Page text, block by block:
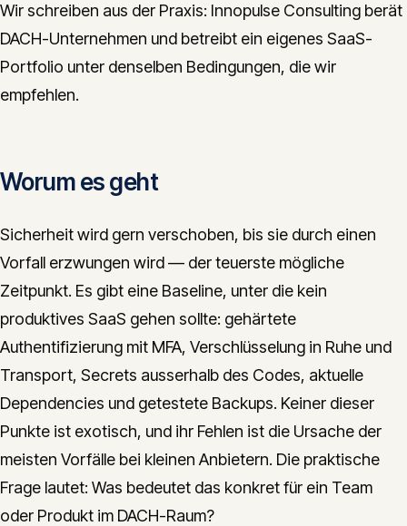
Wir schreiben aus der Praxis: Innopulse Consulting berät
DACH-Unternehmen und betreibt ein eigenes SaaS-
Portfolio unter denselben Bedingungen, die wir
empfehlen.
Worum es geht
Sicherheit wird gern verschoben, bis sie durch einen
Vorfall erzwungen wird — der teuerste mögliche
Zeitpunkt. Es gibt eine Baseline, unter die kein
produktives SaaS gehen sollte: gehärtete
Authentifizierung mit MFA, Verschlüsselung in Ruhe und
Transport, Secrets ausserhalb des Codes, aktuelle
Dependencies und getestete Backups. Keiner dieser
Punkte ist exotisch, und ihr Fehlen ist die Ursache der
meisten Vorfälle bei kleinen Anbietern. Die praktische
Frage lautet: Was bedeutet das konkret für ein Team
oder Produkt im DACH-Raum?